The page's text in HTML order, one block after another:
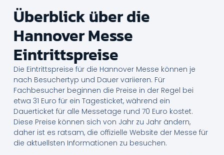
Überblick über die
Hannover Messe
Eintrittspreise
Die Eintrittspreise für die Hannover Messe können je
nach Besuchertyp und Dauer variieren. Für
Fachbesucher beginnen die Preise in der Regel bei
etwa 31 Euro für ein Tagesticket, während ein
Dauerticket für alle Messetage rund 70 Euro kostet.
Diese Preise können sich von Jahr zu Jahr ändern,
daher ist es ratsam, die offizielle Website der Messe für
die aktuellsten Informationen zu besuchen.